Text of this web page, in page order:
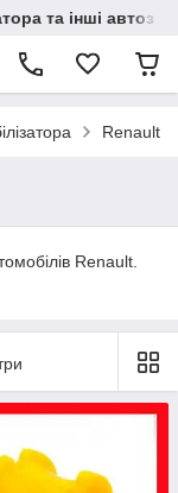
та інші
Renault
Renault.